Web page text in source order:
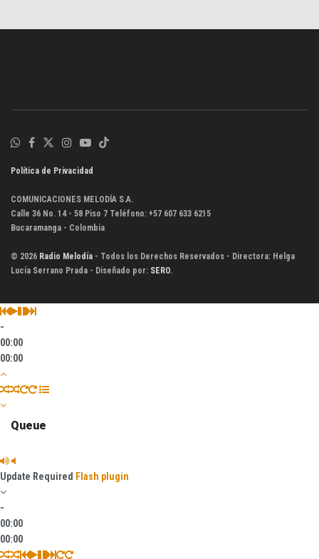
Política de Privacidad
COMUNICACIONES MELODÍA S.A.
Calle 36 No. 14 - 58 Piso 7 Teléfono: +57 607 633 6215
Bucaramanga - Colombia
© 2026 Radio Melodía - Todos los Derechos Reservados - Directora: Helga
Lucía Serrano Prada - Diseñado por: SERO.
-
00:00
00:00
Queue
Update Required Flash plugin
-
00:00
00:00